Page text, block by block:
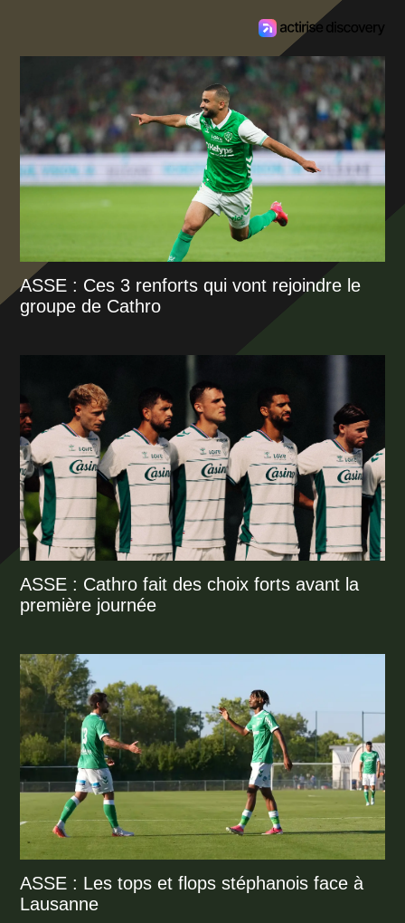
ASSE : Ces 3 renforts qui vont rejoindre le
groupe de Cathro
ASSE : Cathro fait des choix forts avant la
première journée
ASSE : Les tops et flops stéphanois face à
Lausanne